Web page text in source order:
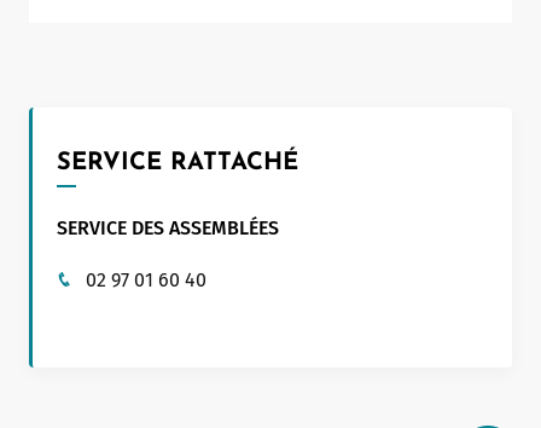
SERVICE RATTACHÉ
SERVICE DES ASSEMBLÉES
02 97 01 60 40